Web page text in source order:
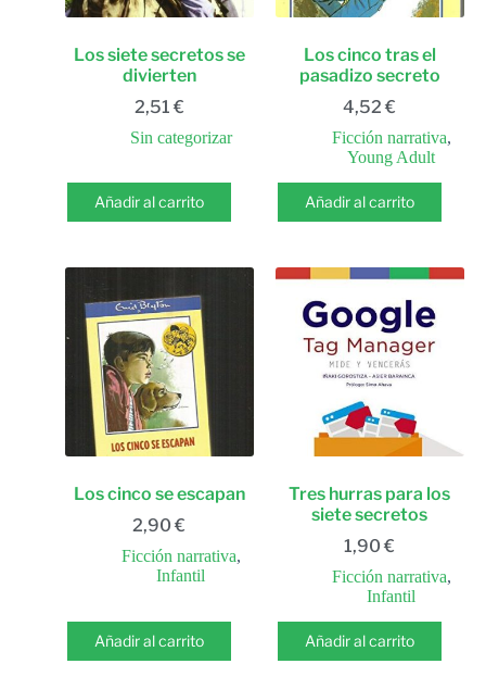
Los siete secretos se
divierten
2,51 €
Sin categorizar
Añadir al carrito
Los cinco tras el
pasadizo secreto
4,52€
Ficción narrativa,
Young Adult
Añadir al carrito
Los cinco se escapan
2,90€
Ficción narrativa,
Infantil
Añadir al carrito
Tres hurras para los
siete secretos
1,90€
Ficción narrativa,
Infantil
Añadir al carrito